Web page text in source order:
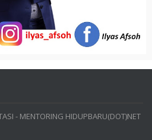
- MENTORING HIDUPBARU(DOT)NET